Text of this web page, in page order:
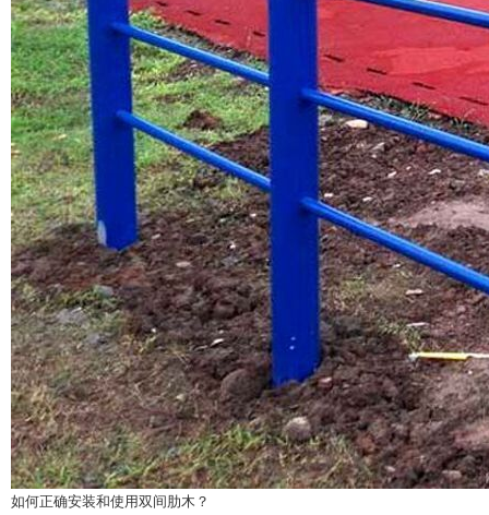
如何正确安装和使用双间肋木？